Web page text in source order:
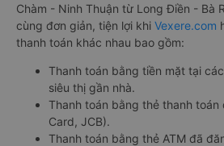
Chàm - Ninh Thuận từ Long Điền - Bà
cùng đơn giản, tiện lợi khi Vexere.com
thanh toán khác nhau bao gồm:
Thanh toán bằng tiền mặt tại
siêu thị gần nhà.
Thanh toán bằng thẻ thanh toán
Card, JCB).
Thanh toán bằng thẻ ATM đã